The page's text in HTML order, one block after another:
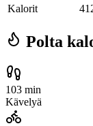
Kalorit
Polta
103 min
Kävelyä